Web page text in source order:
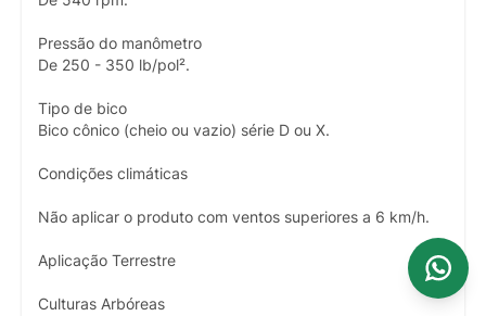
Pressão do manômetro
De 250 - 350 lb/pol².
Tipo de bico
Bico cônico (cheio ou vazio) série D ou X.
Condições climáticas
Não aplicar o produto com ventos superiores a 6 km/h.
Aplicação Terrestre
Culturas Arbóreas